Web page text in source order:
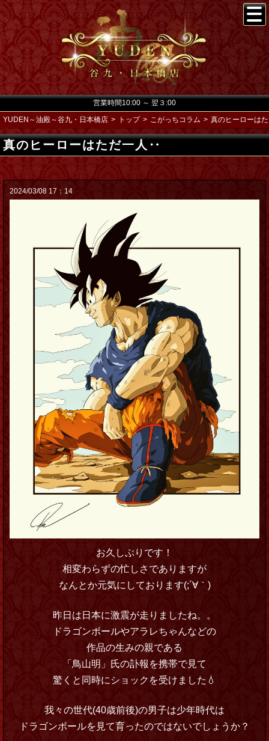
営業時間10:00 ～ 翌３:00
YUDEN～油殿～谷九・日本橋店
トップ こがっちコラム 真のヒーローは
真のヒーローはただ一人‥
2024/03/08 17：14
お久しぶりです！
相変わらずの忙しさでありますが
なんとか元気にしております(;´∀｀)
昨日は日本に激震が走りましたね。。
ドラゴンボールやアラレちゃんなどの
作品の生みの親である
「鳥山明」氏の訃報を携帯で見て
驚くと同時にショックを受けました💧
我々の世代(40歳前後)の男子は少年時代は
ドラゴンボールを見て育ったのではないでしょうか？